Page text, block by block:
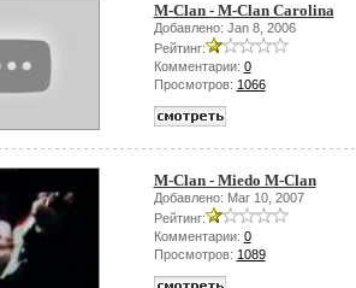
M-Clan - M-Clan Carolina
Добавлено: Jan 8, 2006
Рейтинг:
Комментарии: 0
Просмотров: 1066
M-Clan - Miedo M-Clan
Добавлено: Mar 10, 2007
Рейтинг:
Комментарии: 0
Просмотров: 1089